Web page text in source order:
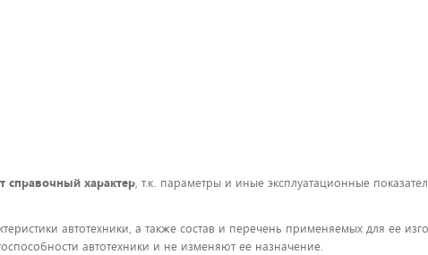
справочный характер, т.к. параметры и иные эксплуатационные
автотехники, а также состав и перечень применяемых для ее
автотехники и не изменяют ее назначение.